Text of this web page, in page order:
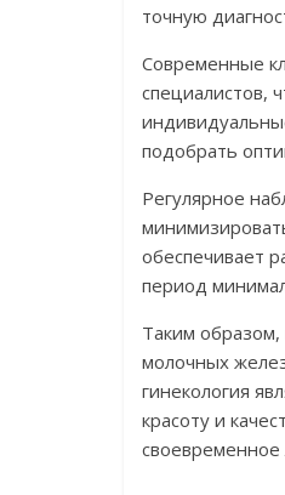
точную
Современные
специалистов,
подобрать
Регулярное
обеспечивает
период
Таким образом,
молочных
гинекология
красоту и
своевременное